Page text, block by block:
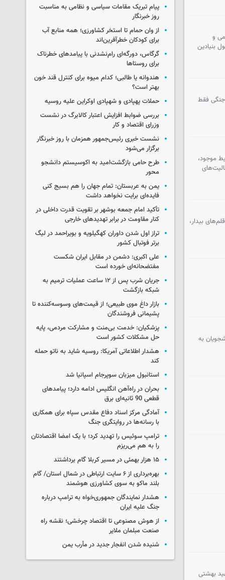
و
بنیادین
جنگی فقط
موجود،
بیدار،
به
شهید بهشتی
پیام تبریک مقامات سیاسی و نظامی به مناسبت
روز خبرنگار
از وان حمام تا استخر کشاورزی؛ همه منابع آب
برای کودکان خطرآفرین‌اند
گرگاس، دورگه‌ای رام‌نشدنی با پیامدهای خطرناک
برای روستاها
هندوانه یا طالبی؛ کدام‌ میوه برای کنترل قند خون
بهتر است؟
حملات پهپادی و شهپادی اوکراین علیه روسیه
بررسی ضوابط افزایش اعتبار کالابرگ در نشست
وزرای اقتصاد و کار
نشست خبری رئیس‌جمهور همزمان با روز خبرنگار
برگزار می‌شود
طرح حامی بازگشت‌امید به اکوسیستم دانشجو
محور
یمن به عربستان: تمام جهان را هم بسیج کنی
فایده‌ای برایت نخواهد داشت
تأکید امام جمعه بوشهر بر تقویت قدرت داخلی در
کنار مقاومت در برابر تهدیدهای خارجی
تراز اول شدن داوران کهگیلویه و بویراحمد در لیگ
برتر فوتبال کشور
علی اکبری: دشمن در مقابل ایران شکست
مفتضحانه‌ای خورده است
جریان شرب پس از ۱۲ ساعت عملیات ترمیم به
شبکه بازگشت
بازار داغ موی طبیعی؛ از قیمت‌های وسوسه‌کننده تا
پشیمانی فروشندگان
پزشکیان: خدمت بی‌منت و مشارکت مردمی، پایه
حل مشکلات کشور است
هشدار اطلاعاتی آمریکا: روسیه شاید به ناتو حمله
کند
استانبول میزبان سوپرجام اسپانیا شد
بحران در راه‌آهن انگلیس ادامه دارد؛ پیامدهای
قطعی 90 ثانیه‌ای برق
آمادگی مرکز اسناد دفاع مقدس سپاه برای همکاری
با رسانه‌ها در روایتگری جنگ
ترامپ سوئیس را تهدید کرد؛ با یک امضا اقتصادتان
را به هم می‌ریزم
۱۵ هزار بهمئی در مسیر کربلا گام برداشتند
بهره‌برداری از ۶ سایت ارتباطی در شمال استان/ گام
بلند ماکو به سوی کشاورزی هوشمند
هشدار نمایندگان جمهوری‌خواه به ترامپ درباره
جنگ علیه ایران
از هوش مصنوعی تا اقتصاد چرخشی؛ نقشه راه
صنعت مبلمان ملایر
شنیده شدن انفجار جدید در مأرب یمن